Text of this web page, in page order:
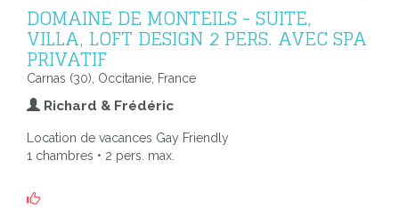
DOMAINE DE MONTEILS - SUITE,
VILLA, LOFT DESIGN 2 PERS. AVEC SPA
PRIVATIF
Carnas (30), Occitanie, France
Richard & Frédéric
Location de vacances Gay Friendly
1 chambres • 2 pers. max.